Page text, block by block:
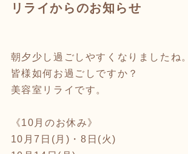
リライからのお知らせ
朝夕少し過ごしやすくなりましたね。
皆様如何お過ごしですか？
美容室リライです。
《10月のお休み》
10月7日(月)・8日(火)